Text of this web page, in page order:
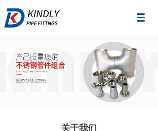
关于我们